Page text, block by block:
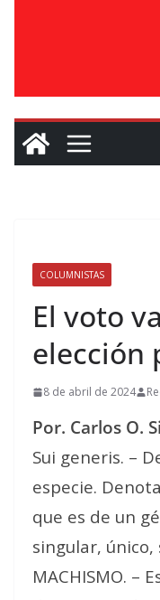
COLUMNISTAS
El voto
elección
8 de abril de 2024
Por. Carlos O.
Sui generis. –
especie.
que es de un
singular, único,
MACHISMO. –